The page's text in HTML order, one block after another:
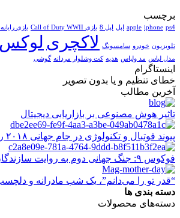
برچسب
apple iphone ps4 اپل اپل 8 بازی Call of Duty WWII بازی
تلویزیون خودرو سامسونگ لاکچری لوکس
مدل لباس مد ولباس هدیه کت وشلوار مردانه گوشی
اینستاگرام
خطای تنظیم و یا بدون تصویر
آخرین مطالب
تاثیر هوش مصنوعی بر بازاریابی دیجیتال
پیوند فوتبال و تکنولوژی در جام جهانی ۲۰۱۸ روسیه
فوکوس ۹: جنگ جهانی دوم به روایت سازندگان Call of Duty WWII
“قدر تو را می‌دانم”، یک شب مادرانه و
دسته بندی ها
دسته‌های محصولات